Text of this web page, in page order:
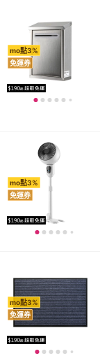
mo點3%
免運券
mo點3%
免運券
mo點3%
免運券